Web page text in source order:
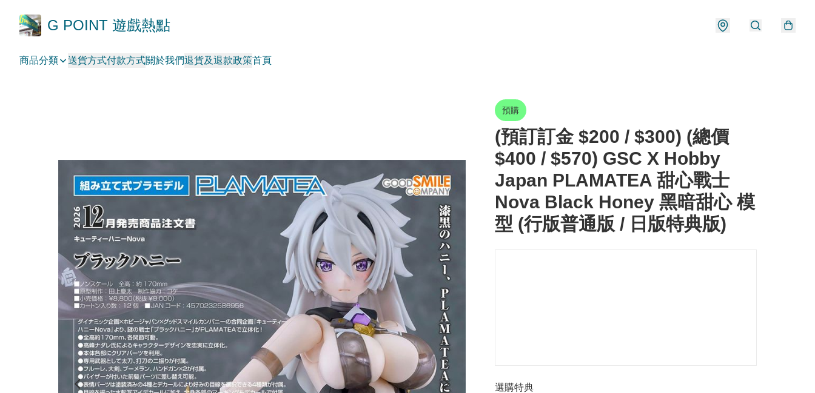
G POINT 遊戲熱點
商品分類 送貨方式付款方式關於我們退貨及退款政策首頁
預購
(預訂訂金 $200 / $300) (總價
$400 / $570) GSC X Hobby
Japan PLAMATEA 甜心戰士
Nova Black Honey 黑暗甜心 模
型 (行版普通版 / 日版特典版)
選購特典